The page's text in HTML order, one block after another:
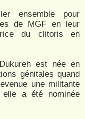
ensemble pour
de MGF en leur
du clitoris en
est née en
génitales quand
une militante
a été nominée